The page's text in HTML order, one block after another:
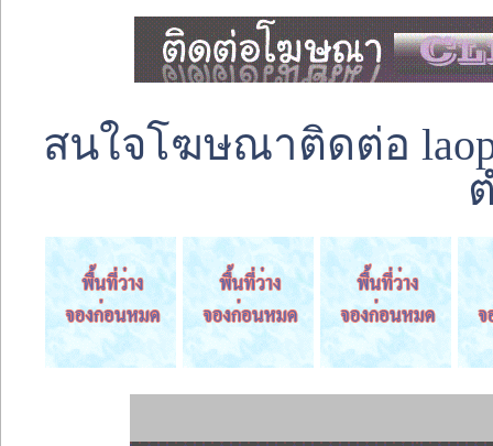
สนใจโฆษณาติดต่อ